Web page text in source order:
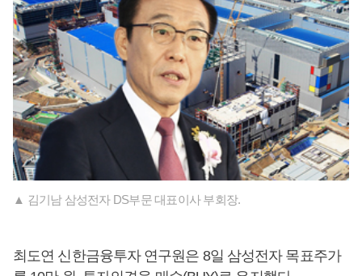
▲ 김기남 삼성전자 DS부문 대표이사 부회장.
최도연 신한금융투자 연구원은 8일 삼성전자 목표주가